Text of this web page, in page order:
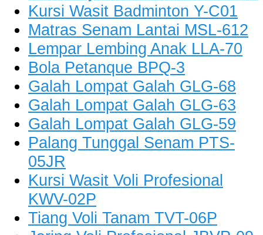
Kursi Wasit Badminton Y-C01
Matras Senam Lantai MSL-612
Lempar Lembing Anak LLA-70
Bola Petanque BPQ-3
Galah Lompat Galah GLG-68
Galah Lompat Galah GLG-63
Galah Lompat Galah GLG-59
Palang Tunggal Senam PTS-
05JR
Kursi Wasit Voli Profesional
KWV-02P
Tiang Voli Tanam TVT-06P